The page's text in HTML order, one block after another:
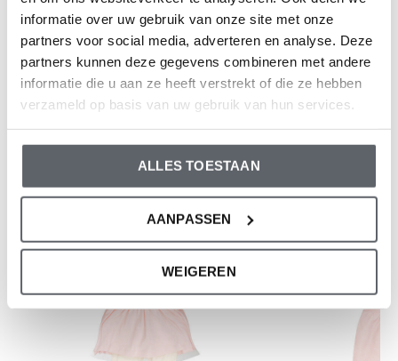
informatie over uw gebruik van onze site met onze
partners voor social media, adverteren en analyse. Deze
partners kunnen deze gegevens combineren met andere
informatie die u aan ze heeft verstrekt of die ze hebben
verzameld op basis van uw gebruik van hun services.
ALLES TOESTAAN
AANPASSEN
WEIGEREN
Bewertungen
0
-50% -50%